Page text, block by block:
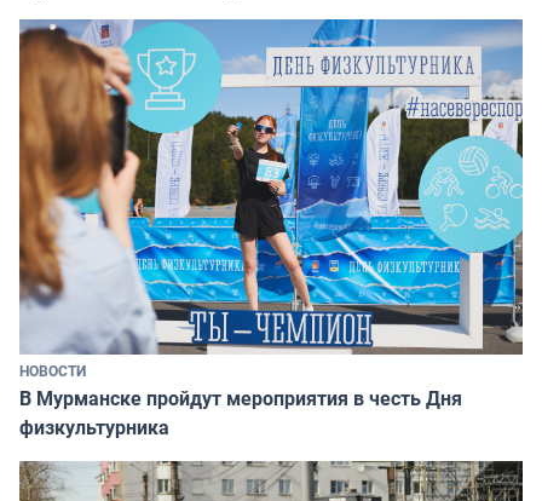
НОВОСТИ
В Мурманске пройдут мероприятия в честь Дня
физкультурника